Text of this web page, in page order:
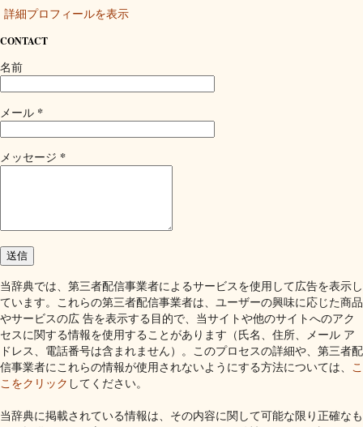
詳細プロフィールを表示
CONTACT
名前
メール *
メッセージ *
当辞典では、第三者配信事業者によるサービスを使用して広告を表示し
ています。これらの第三者配信事業者は、ユーザーの興味に応じた商品
やサービスの広 告を表示する目的で、当サイトや他のサイトへのアク
セスに関する情報を使用することがあります（氏名、住所、メール ア
ドレス、電話番号は含まれません）。このプロセスの詳細や、第三者配
信事業者にこれらの情報が使用されないようにする方法については、
こ
こをクリック してください。
当辞典に掲載されている情報は、その内容に関して可能な限り正確なも